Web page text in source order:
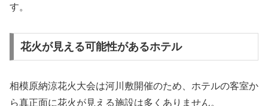
す。
花火が見える可能性があるホテル
相模原納涼花火大会は河川敷開催のため、ホテルの客室か
ら真正面に花火が見える施設は多くありません。